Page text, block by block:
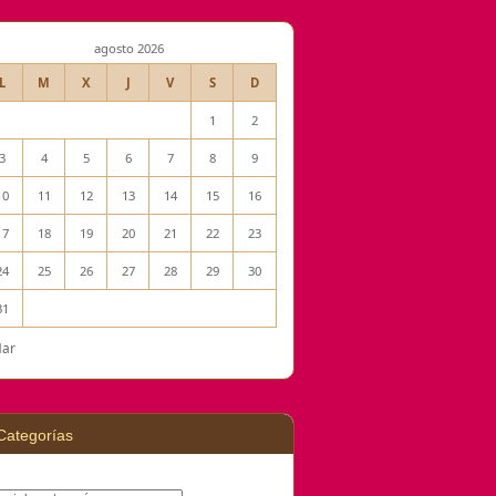
agosto 2026
M X J V S D
1 2
4 5 6 7 8 9
11 12 13 14 15 16
18 19 20 21 22 23
25 26 27 28 29 30